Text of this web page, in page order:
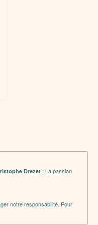
Drezet : La passion
notre responsabilité. Pour